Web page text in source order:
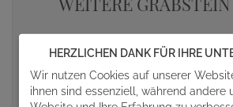
HERZLICHEN DANK FÜR IHRE
Wir nutzen Cookies auf unserer
ihnen sind essenziell, während andere